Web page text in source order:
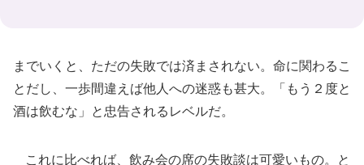
までいくと、ただの失敗では済まされない。命に関わるこ
とだし、一歩間違えば他人への迷惑も甚大。「もう２度と
酒は飲むな」と忠告されるレベルだ。
これに比べれば、飲み会の席の失敗談は可愛いもの。と